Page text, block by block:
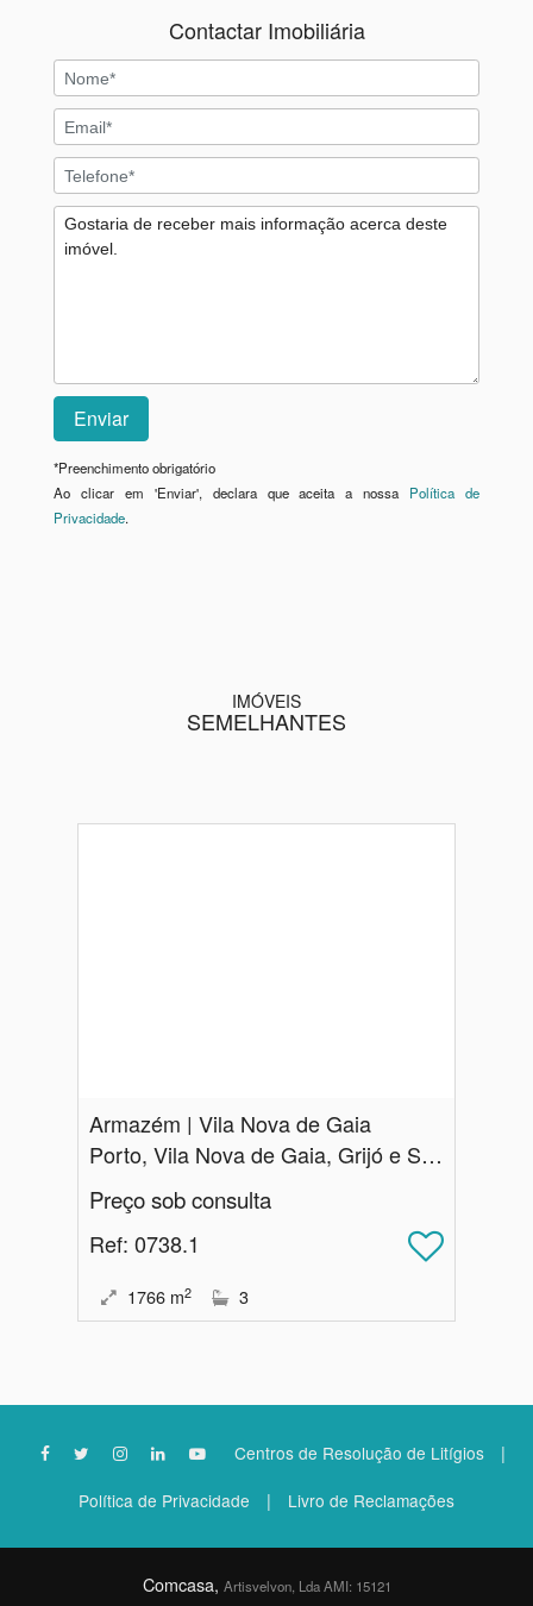
Contactar Imobiliária
*Preenchimento obrigatório
Ao clicar em 'Enviar', declara que aceita a nossa Política de
Privacidade.
IMÓVEIS
SEMELHANTES
Armazém | Vila Nova de Gaia
Porto, Vila Nova de Gaia, Grijó e Sermonde
Preço sob consulta
Ref: 0738.1
1766 m2 3
Centros de Resolução de Litígios |
Política de Privacidade | Livro de Reclamações
Comcasa, Artisvelvon, Lda AMI: 15121